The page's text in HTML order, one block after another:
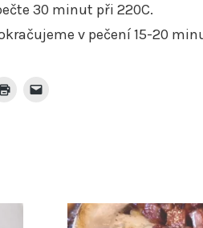
30 minut při 220C.
v pečení 15-20